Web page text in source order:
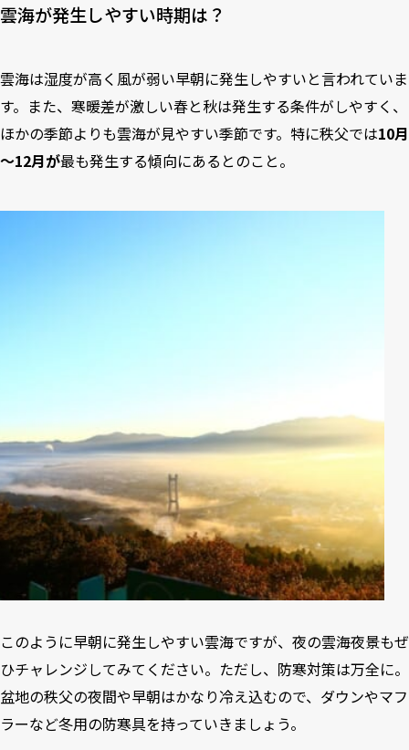
雲海が発生しやすい時期は？
雲海は湿度が高く風が弱い早朝に発生しやすいと言われていま
す。また、寒暖差が激しい春と秋は発生する条件がしやすく、
ほかの季節よりも雲海が見やすい季節です。特に秩父では10月
～12月が最も発生する傾向にあるとのこと。
このように早朝に発生しやすい雲海ですが、夜の雲海夜景もぜ
ひチャレンジしてみてください。ただし、防寒対策は万全に。
盆地の秩父の夜間や早朝はかなり冷え込むので、ダウンやマフ
ラーなど冬用の防寒具を持っていきましょう。